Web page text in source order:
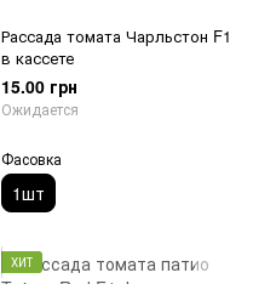
Рассада томата Чарльстон F1
в кассете
15.00 грн
Ожидается
Фасовка
1шт
ХИТ